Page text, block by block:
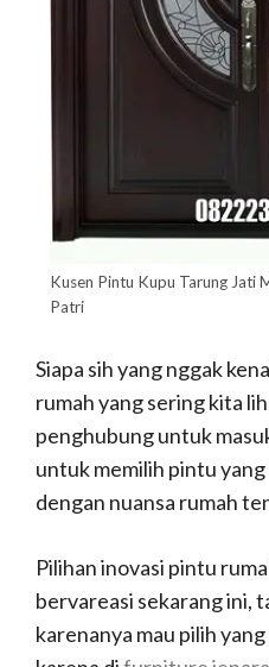
Kusen Pintu Kupu Tarung Jati
Patri
Siapa sih yang nggak
rumah yang sering kita
penghubung untuk
untuk memilih pintu
dengan nuansa rumah
Pilihan inovasi pintu
bervareasi sekarang ini,
karenanya mau pilih